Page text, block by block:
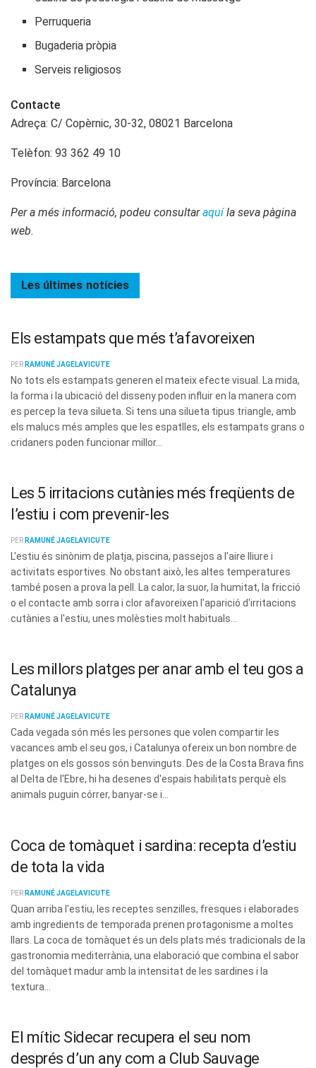
Perruqueria
Bugaderia pròpia
Serveis religiosos
Contacte
Adreça: C/ Copèrnic, 30-32, 08021 Barcelona
Telèfon: 93 362 49 10
Província: Barcelona
Per a més informació, podeu consultaraquíla seva pàgina
web.
Les últimes notícies
Els estampats que més t’afavoreixen
PER RAMUNÉ JAGELAVICUTE
No tots els estampats generen el mateix efecte visual. La mida,
la forma i la ubicació del disseny poden influir en la manera com
es percep la teva silueta. Si tens una silueta tipus triangle, amb
els malucs més amples que les espatlles, els estampats grans o
cridaners poden funcionar millor...
Les 5 irritacions cutànies més freqüents de
l’estiu i com prevenir-les
PER RAMUNÉ JAGELAVICUTE
L'estiu és sinònim de platja, piscina, passejos a l'aire lliure i
activitats esportives. No obstant això, les altes temperatures
també posen a prova la pell. La calor, la suor, la humitat, la fricció
o el contacte amb sorra i clor afavoreixen l'aparició d'irritacions
cutànies a l'estiu, unes molèsties molt habituals...
Les millors platges per anar amb el teu gos a
Catalunya
PER RAMUNÉ JAGELAVICUTE
Cada vegada són més les persones que volen compartir les
vacances amb el seu gos, i Catalunya ofereix un bon nombre de
platges on els gossos són benvinguts. Des de la Costa Brava fins
al Delta de l'Ebre, hi ha desenes d'espais habilitats perquè els
animals puguin córrer, banyar-se i...
Coca de tomàquet i sardina: recepta d’estiu
de tota la vida
PER RAMUNÉ JAGELAVICUTE
Quan arriba l'estiu, les receptes senzilles, fresques i elaborades
amb ingredients de temporada prenen protagonisme a moltes
llars. La coca de tomàquet és un dels plats més tradicionals de la
gastronomia mediterrània, una elaboració que combina el sabor
del tomàquet madur amb la intensitat de les sardines i la
textura...
El mític Sidecar recupera el seu nom
després d’un any com a Club Sauvage